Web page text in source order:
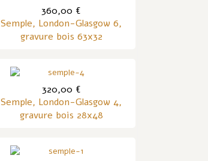
360,00 €
Semple, London-Glasgow 6,
gravure bois 63x32
320,00 €
Semple, London-Glasgow 4,
gravure bois 28x48